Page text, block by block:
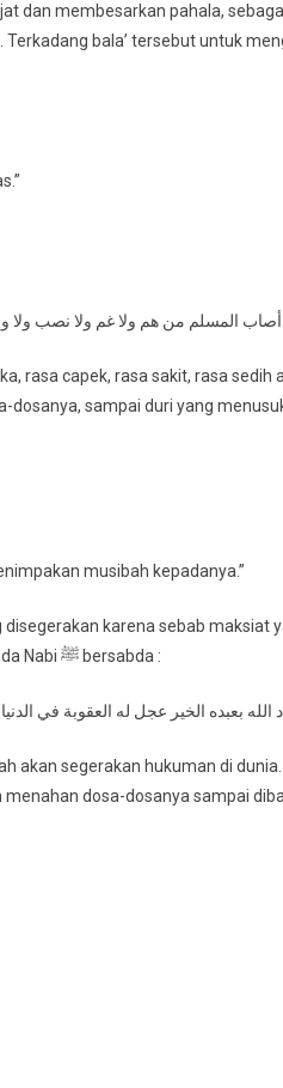
dan membesarkan pahala,
bala’ tersebut untuk
rasa capek, rasa sakit, rasa sedih
sampai duri yang
musibah kepadanya.”
karena sebab maksiat
tidak bersegera dalam bertaubat. Sebagaimana dalam sabda Nabi ﷺ bersabda :
akan segerakan hukuman di
dosa-dosanya sampai